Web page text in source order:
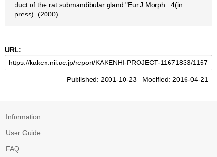
duct of the rat submandibular gland."Eur.J.Morph.. 4(in
press). (2000)
URL:
Published: 2001-10-23 Modified: 2016-04-21
Information
User Guide
FAQ